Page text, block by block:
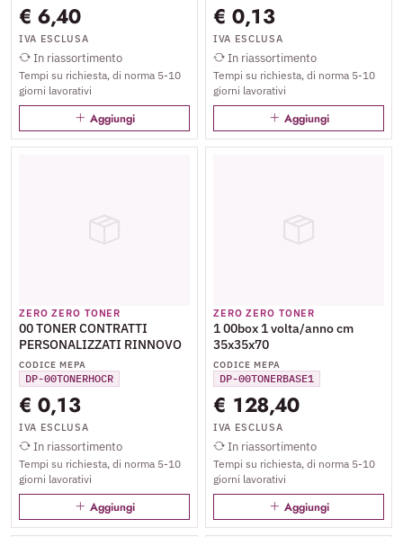
€ 6,40
IVA ESCLUSA
In riassortimento
Tempi su richiesta, di norma 5-10
giorni lavorativi
Aggiungi
€ 0,13
IVA ESCLUSA
In riassortimento
Tempi su richiesta, di norma 5-10
giorni lavorativi
Aggiungi
ZERO ZERO TONER
00 TONER CONTRATTI
PERSONALIZZATI RINNOVO
CODICE MEPA
DP-00TONERHOCR
€ 0,13
IVA ESCLUSA
In riassortimento
Tempi su richiesta, di norma 5-10
giorni lavorativi
Aggiungi
ZERO ZERO TONER
1 00box 1 volta/anno cm
35x35x70
CODICE MEPA
DP-00TONERBASE1
€ 128,40
IVA ESCLUSA
In riassortimento
Tempi su richiesta, di norma 5-10
giorni lavorativi
Aggiungi